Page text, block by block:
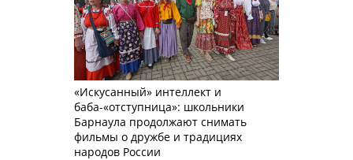
«Искусанный» интеллект и
баба-«отступница»: школьники
Барнаула продолжают снимать
фильмы о дружбе и традициях
народов России